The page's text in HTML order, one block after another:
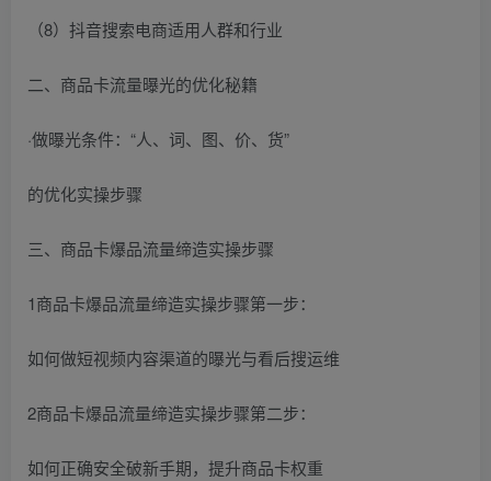
（8）抖音搜索电商适用人群和行业
二、商品卡流量曝光的优化秘籍
·做曝光条件：“人、词、图、价、货”
的优化实操步骤
三、商品卡爆品流量缔造实操步骤
1商品卡爆品流量缔造实操步骤第一步：
如何做短视频内容渠道的曝光与看后搜运维
2商品卡爆品流量缔造实操步骤第二步：
如何正确安全破新手期，提升商品卡权重